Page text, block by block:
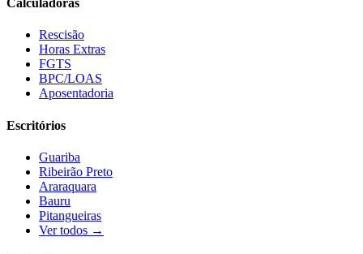
Calculadoras
Rescisão
Horas Extras
FGTS
BPC/LOAS
Aposentadoria
Escritórios
Guariba
Ribeirão Preto
Araraquara
Bauru
Pitangueiras
Ver todos →